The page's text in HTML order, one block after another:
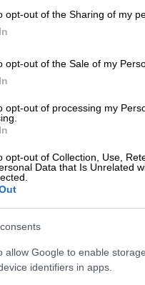
opt-out of the Sharing of my
opt-out of the Sale of my
opt-out of processing my
opt-out of Collection, Use,
Data that Is Unrelated
allow Google to enable
identifiers in apps.
ξανά τη σημαία
η εξορία
του
του, την οποία
νίκη της